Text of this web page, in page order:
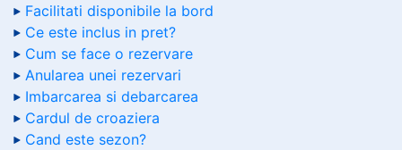
Facilitati disponibile la bord
Ce este inclus in pret?
Cum se face o rezervare
Anularea unei rezervari
Imbarcarea si debarcarea
Cardul de croaziera
Cand este sezon?